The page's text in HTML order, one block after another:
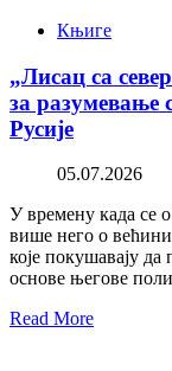
Књиге
„Лисац са
за разумевање
Русије
05.07.2026
У времену када се
више него о
које покушавају
основе његове
Read More